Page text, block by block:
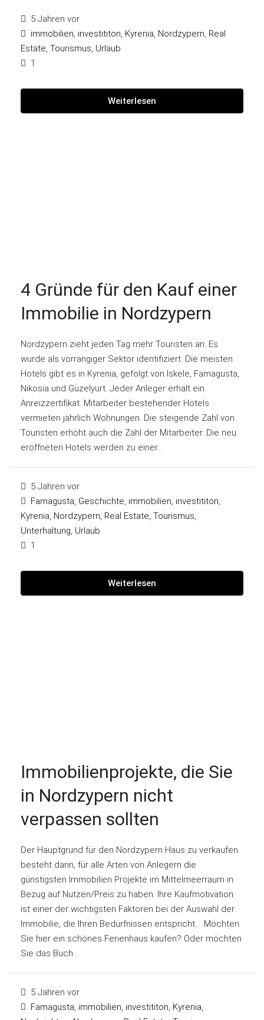
5 Jahren vor
immobilien, investititon, Kyrenia, Nordzypern, Real
Estate, Tourismus, Urlaub
1
Weiterlesen
4 Gründe für den Kauf einer
Immobilie in Nordzypern
Nordzypern zieht jeden Tag mehr Touristen an. Es
wurde als vorrangiger Sektor identifiziert. Die meisten
Hotels gibt es in Kyrenia, gefolgt von İskele, Famagusta,
Nikosia und Güzelyurt. Jeder Anleger erhält ein
Anreizzertifikat. Mitarbeiter bestehender Hotels
vermieten jährlich Wohnungen. Die steigende Zahl von
Touristen erhöht auch die Zahl der Mitarbeiter. Die neu
eröffneten Hotels werden zu einer...
5 Jahren vor
Famagusta, Geschichte, immobilien, investititon,
Kyrenia, Nordzypern, Real Estate, Tourismus,
Unterhaltung, Urlaub
1
Weiterlesen
Immobilienprojekte, die Sie
in Nordzypern nicht
verpassen sollten
Der Hauptgrund für den Nordzypern Haus zu verkaufen
besteht darin, für alle Arten von Anlegern die
günstigsten Immobilien Projekte im Mittelmeerraum in
Bezug auf Nutzen/Preis zu haben. Ihre Kaufmotivation
ist einer der wichtigsten Faktoren bei der Auswahl der
Immobilie, die Ihren Bedürfnissen entspricht. Möchten
Sie hier ein schönes Ferienhaus kaufen? Oder möchten
Sie das Buch...
5 Jahren vor
Famagusta, immobilien, investititon, Kyrenia,